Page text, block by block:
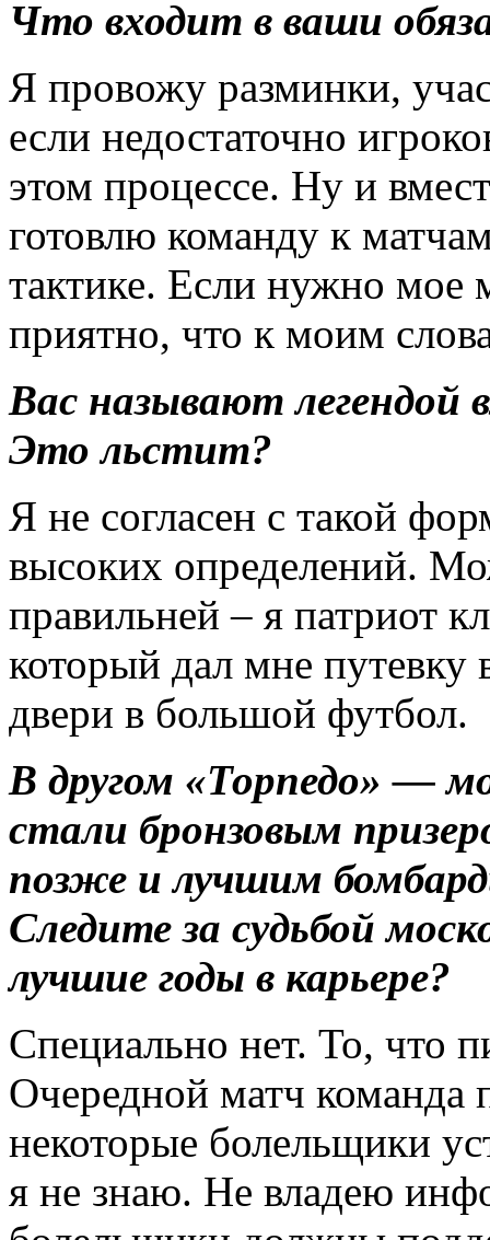
Что входит в ваши
Я провожу разминки,
если недостаточно
этом процессе. Ну и
готовлю команду к
тактике. Если нужно мое
приятно, что к моим
Вас называют легендой
Это льстит?
Я не согласен с такой
высоких определений.
правильней – я патриот
который дал мне
двери в большой футбол.
В другом «Торпедо» —
стали бронзовым
позже и лучшим
Следите за судьбой
лучшие годы в карьере?
Специально нет. То, что
Очередной матч команда
некоторые болельщики
я не знаю. Не владею